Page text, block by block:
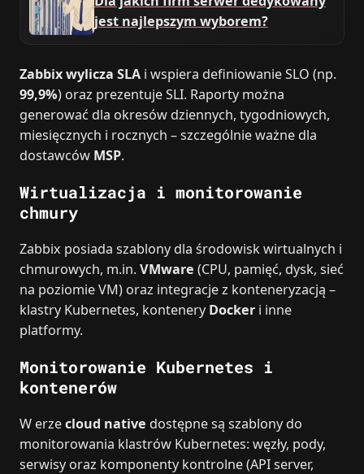
jest najlepszym wyborem?
Zabbix wylicza SLA i wspiera definiowanie SLO (np.
99,9%) oraz prezentuje SLI. Raporty można
generować dla okresów dziennych, tygodniowych,
miesięcznych i rocznych – szczególnie ważne dla
dostawców MSP.
Wirtualizacja i monitorowanie
chmury
Zabbix posiada szablony dla środowisk wirtualnych i
chmurowych, m.in. VMware (CPU, pamięć, dysk, sieć
na poziomie VM) oraz integracje z konteneryzacją –
klastry Kubernetes, kontenery Docker i inne
platformy.
Monitorowanie Kubernetes i
kontenerów
W erzecloud native dostępne są szablony do
monitorowania klastrów Kubernetes: węzły, pody,
serwisy oraz komponenty kontrolne (API server,